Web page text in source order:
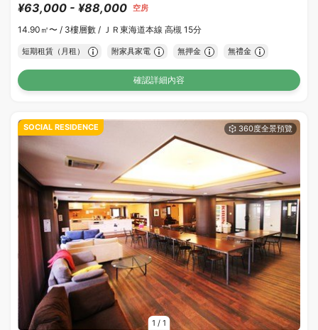
¥63,000 - ¥88,000 空房
14.90㎡〜 / 3樓層數 / ＪＲ東海道本線 高槻 15分
短期租賃（月租） 附家具家電 無押金 無禮金
確認詳細內容
1 / 1
SOCIAL RESIDENCE